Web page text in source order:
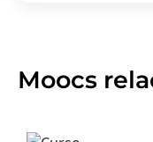
Moocs